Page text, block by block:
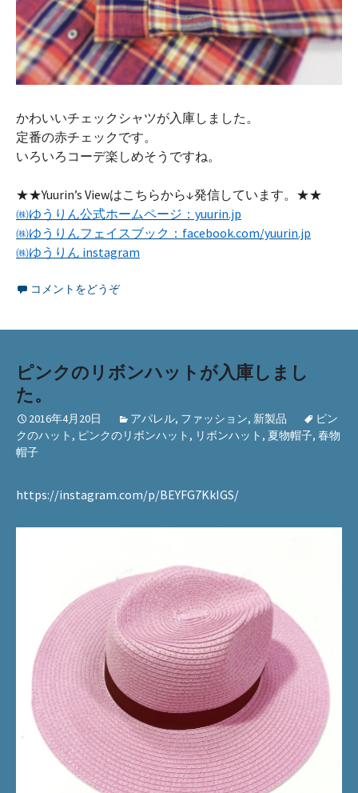
かわいいチェックシャツが入庫しました。
定番の赤チェックです。
いろいろコーデ楽しめそうですね。
★★Yuurin’s Viewはこちらから↓発信しています。★★
㈱ゆうりん公式ホームページ：yuurin.jp
㈱ゆうりんフェイスブック：facebook.com/yuurin.jp
㈱ゆうりん instagram
コメントをどうぞ
ピンクのリボンハットが入庫しまし
た。
2016年4月20日 アパレル, ファッション, 新製品
ピン
クのハット , ピンクのリボンハット , リボンハット , 夏物帽子, 春物
帽子
https://instagram.com/p/BEYFG7KkIGS/